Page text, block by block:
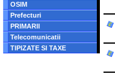
OSIM
Prefecturi
PRIMARII
Telecomunicatii
TIPIZATE SI TAXE